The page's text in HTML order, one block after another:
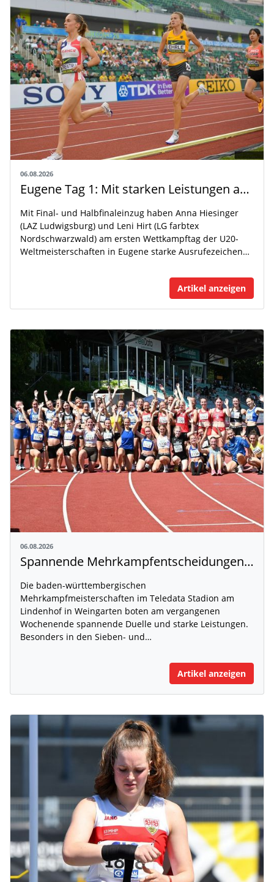
06.08.2026
Eugene Tag 1: Mit starken Leistungen auf der WM-Bühne
Mit Final- und Halbfinaleinzug haben Anna Hiesinger
(LAZ Ludwigsburg) und Leni Hirt (LG farbtex
Nordschwarzwald) am ersten Wettkampftag der U20-
Weltmeisterschaften in Eugene starke Ausrufezeichen…
Artikel anzeigen
06.08.2026
Spannende Mehrkampfentscheidungen in Weingarten
Die baden-württembergischen
Mehrkampfmeisterschaften im Teledata Stadion am
Lindenhof in Weingarten boten am vergangenen
Wochenende spannende Duelle und starke Leistungen.
Besonders in den Sieben- und…
Artikel anzeigen